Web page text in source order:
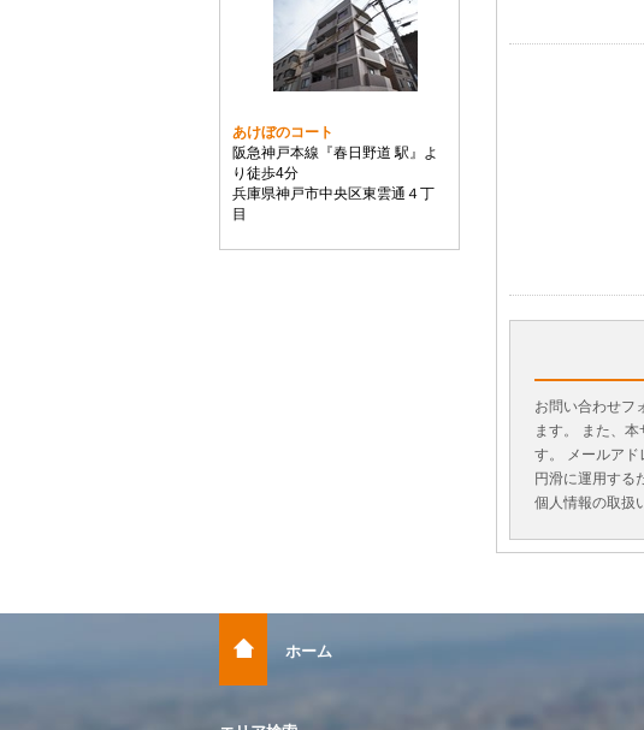
お問い合わせフ
ます。 また、
す。 メールアド
円滑に運用する
個人情報の取扱
あけぼのコート
阪急神戸本線『春日野道 駅』よ
り徒歩4分
兵庫県神戸市中央区東雲通４丁
目
ホーム